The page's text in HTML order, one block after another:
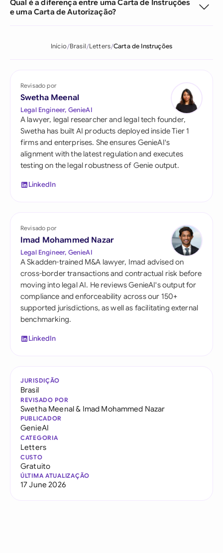
Qual é a diferença entre uma Carta de Instruções
e uma Carta de Autorização?
Início Brasil Letters Carta de Instruções
Revisado por
Swetha Meenal
Legal Engineer, GenieAI
A lawyer, legal researcher and legal tech founder,
Swetha has built AI products deployed inside Tier 1
firms and enterprises. She ensures GenieAI's
alignment with the latest regulation and executes
testing on the legal robustness of Genie output.
LinkedIn
Revisado por
Imad Mohammed Nazar
Legal Engineer, GenieAI
A Skadden-trained M&A lawyer, Imad advised on
cross-border transactions and contractual risk before
moving into legal AI. He reviews GenieAI's output for
compliance and enforceability across our 150+
supported jurisdictions, as well as facilitating external
benchmarking.
LinkedIn
JURISDIÇÃO
Brasil
REVISADO POR
Swetha Meenal& Imad Mohammed Nazar
PUBLICADOR
GenieAI
CATEGORIA
Letters
CUSTO
Gratuito
ÚLTIMA ATUALIZAÇÃO
17 June 2026